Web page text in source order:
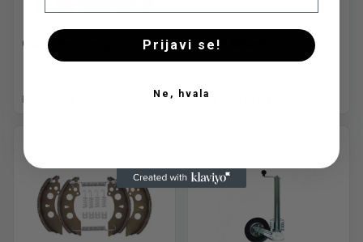
Održavanje i nega
Pogledaj ponudu
Ostali delovi
Pogledaj ponudu
Prijavi se!
Ne, hvala